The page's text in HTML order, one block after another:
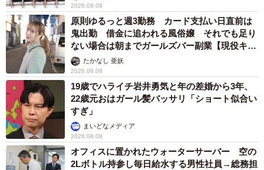
2026.08.08
原則ゆるっと週3勤務 カード支払い日直前は
鬼出勤 借金に追われる風俗嬢 それでも足り
ない場合は朝までガールズバー副業【現役キャ
ストに取材】
たかなし 亜妖
2026.08.08
19歳でハライチ岩井勇気と年の差婚から3年、
22歳元おはガール髪バッサリ「ショート似合い
すぎ」
まいどなメディア
2026.08.08
オフィスに置かれたウォーターサーバー 空の
2Lボトル持参し毎日給水する男性社員→総務担